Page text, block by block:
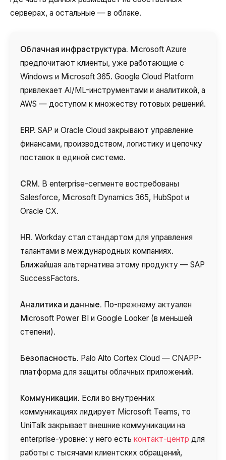
серверах, а остальные — в облаке.
Облачная инфраструктура. Microsoft Azure
предпочитают клиенты, уже работающие с
Windows и Microsoft 365. Google Cloud Platform
привлекает AI/ML-инструментами и аналитикой, а
AWS — доступом к множеству готовых решений.
ERP. SAP и Oracle Cloud закрывают управление
финансами, производством, логистику и цепочку
поставок в единой системе.
CRM. В enterprise-сегменте востребованы
Salesforce, Microsoft Dynamics 365, HubSpot и
Oracle CX.
HR. Workday стал стандартом для управления
талантами в международных компаниях.
Ближайшая альтернатива этому продукту — SAP
SuccessFactors.
Аналитика и данные. По-прежнему актуален
Microsoft Power BI и Google Looker (в меньшей
степени).
Безопасность. Palo Alto Cortex Cloud — CNAPP-
платформа для защиты облачных приложений.
Коммуникации. Если во внутренних
коммуникациях лидирует Microsoft Teams, то
UniTalk закрывает внешние коммуникации на
enterprise-уровне: у него есть контакт-центр для
работы с тысячами клиентских обращений,